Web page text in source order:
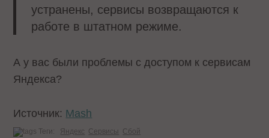
устранены, сервисы возвращаются к
работе в штатном режиме.
А у вас были проблемы с доступом к сервисам
Яндекса?
Источник: Mash
Теги: Яндекс Сервисы Сбой